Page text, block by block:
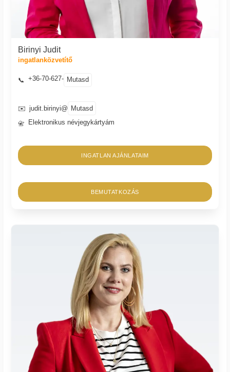
Birinyi Judit
ingatlanközvetítő
📞 +36-70-627- Mutasd
✉️ judit.birinyi@ Mutasd
📇 Elektronikus névjegykártyám
INGATLAN AJÁNLATAIM
BEMUTATKOZÁS